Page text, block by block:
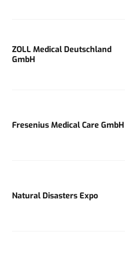
ZOLL Medical Deutschland
GmbH
Fresenius Medical Care GmbH
Natural Disasters Expo